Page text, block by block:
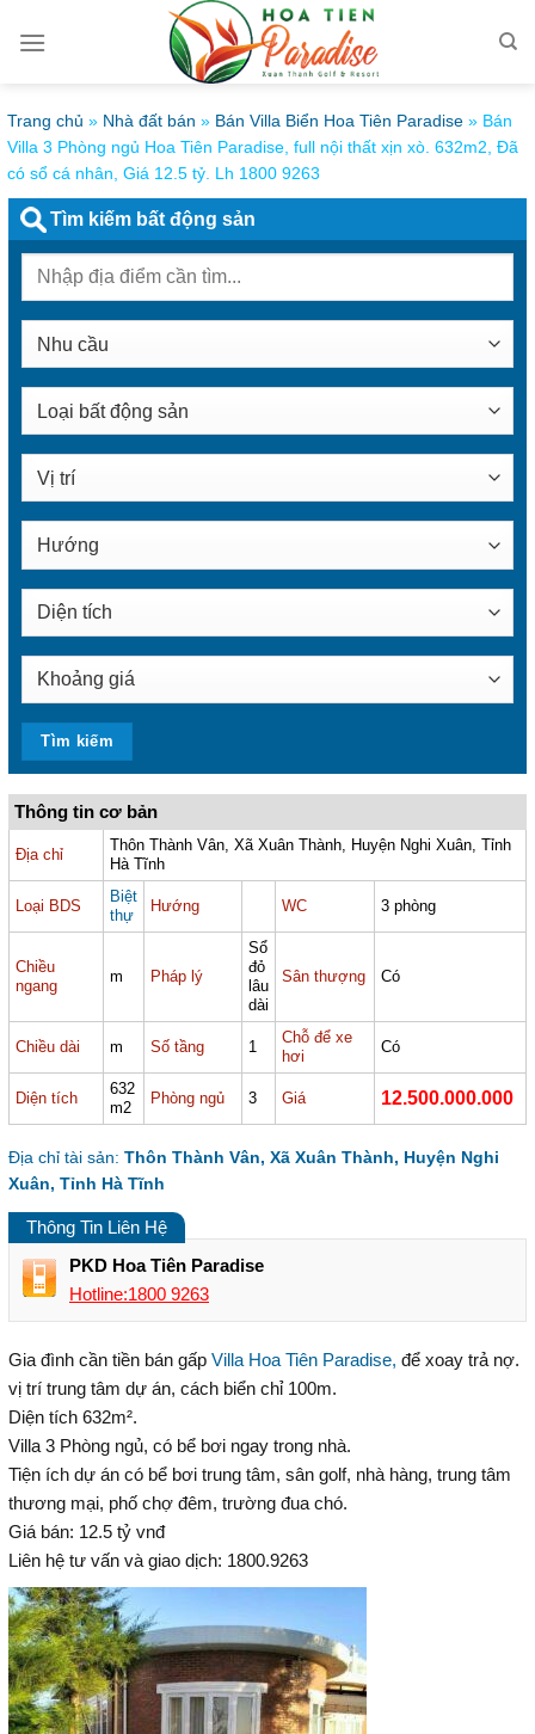
qua
Trang chủ » Nhà đất bán » Bán Villa Biển Hoa Tiên Paradise » Bán
Villa 3 Phòng ngủ Hoa Tiên Paradise, full nội thất xịn xò. 632m2, Đã
có sổ cá nhân, Giá 12.5 tỷ. Lh 1800 9263
Thông tin cơ bản
Địa chỉ
Thôn Thành Vân, Xã Xuân Thành, Huyện Nghi Xuân, Tỉnh
Hà Tĩnh
Loại BDS
Biệt
thự
Hướng WC 3 phòng
Chiều
ngang
m Pháp lý
Sổ
đỏ
lâu
dài
Sân thượng Có
Chiều dài m Số tầng 1
Chỗ để xe
hơi
Có
Diện tích
632
m2
Phòng ngủ 3 Giá 12.500.000.000
Địa chỉ tài sản: Thôn Thành Vân, Xã Xuân Thành, Huyện Nghi
Xuân, Tỉnh Hà Tĩnh
Thông Tin Liên Hệ
PKD Hoa Tiên Paradise
Hotline:1800 9263
Gia đình cần tiền bán gấp Villa Hoa Tiên Paradise, để xoay trả nợ.
vị trí trung tâm dự án, cách biển chỉ 100m.
Diện tích 632m².
Villa 3 Phòng ngủ, có bể bơi ngay trong nhà.
Tiện ích dự án có bể bơi trung tâm, sân golf, nhà hàng, trung tâm
thương mại, phố chợ đêm, trường đua chó.
Giá bán: 12.5 tỷ vnđ
Liên hệ tư vấn và giao dịch: 1800.9263
Tìm kiếm bất động sản